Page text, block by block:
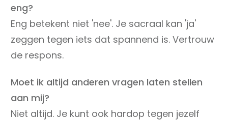
eng?
Eng betekent niet 'nee'. Je sacraal kan 'ja'
zeggen tegen iets dat spannend is. Vertrouw
de respons.
Moet ik altijd anderen vragen laten stellen
aan mij?
Niet altijd. Je kunt ook hardop tegen jezelf